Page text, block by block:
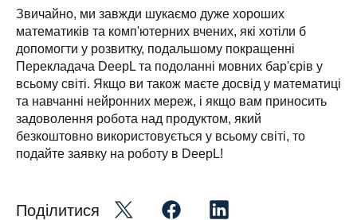
Звичайно, ми завжди шукаємо дуже хороших
математиків та комп'ютерних вчених, які хотіли б
допомогти у розвитку, подальшому покращенні
Перекладача DeepL та подоланні мовних бар'єрів у
всьому світі. Якщо ви також маєте досвід у математиці
та навчанні нейронних мереж, і якщо вам приносить
задоволення робота над продуктом, який
безкоштовно використовується у всьому світі, то
подайте заявку на роботу в DeepL!
Поділитися